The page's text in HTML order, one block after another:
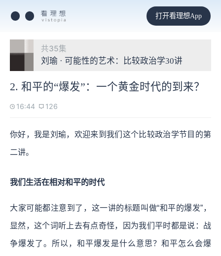
打开看理想App
共35集
刘瑜 · 可能性的艺术：比较政治学30讲
2. 和平的“爆发”：一个黄金时代的到来？
16:44 126
你好，我是刘瑜，欢迎来到我们这个比较政治学节目的第
二讲。
我们生活在相对和平的时代
大家可能都注意到了，这一讲的标题叫做“和平的爆发”，
显然，这个词听上去有点奇怪，因为我们平时都是说：战
争爆发了。所以，和平爆发是什么意思？和平怎么会爆